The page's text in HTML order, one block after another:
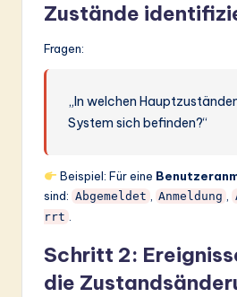
Zustände
Fragen:
„In welchen
System sich befinden?“
Beispiel: Für eine
sind: Abgemeldet Anmeldung
rrt
Schritt 2:
die